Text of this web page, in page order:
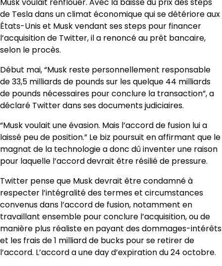
de Tesla dans un climat économique qui se détériore aux
États-Unis et Musk vendant ses steps pour financer
l’acquisition de Twitter, il a renoncé au prêt bancaire,
selon le procès.
Début mai, “Musk reste personnellement responsable
de 33,5 milliards de pounds sur les quelque 44 milliards
de pounds nécessaires pour conclure la transaction”, a
déclaré Twitter dans ses documents judiciaires.
“Musk voulait une évasion. Mais l’accord de fusion lui a
laissé peu de position.” Le biz poursuit en affirmant que le
magnat de la technologie a donc dû inventer une raison
pour laquelle l’accord devrait être résilié de pressure.
Twitter pense que Musk devrait être condamné à
respecter l’intégralité des termes et circumstances
convenus dans l’accord de fusion, notamment en
travaillant ensemble pour conclure l’acquisition, ou de
manière plus réaliste en payant des dommages-intérêts
et les frais de 1 milliard de bucks pour se retirer de
l’accord. L’accord a une day d’expiration du 24 octobre.